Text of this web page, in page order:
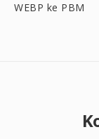
WEBP ke PBM